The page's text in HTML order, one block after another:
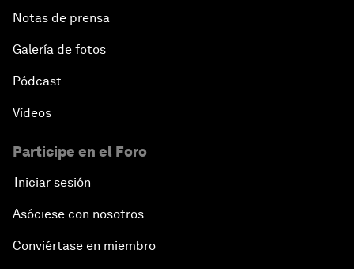
Notas de prensa
Galería de fotos
Pódcast
Vídeos
Participe en el Foro
Iniciar sesión
Asóciese con nosotros
Conviértase en miembro